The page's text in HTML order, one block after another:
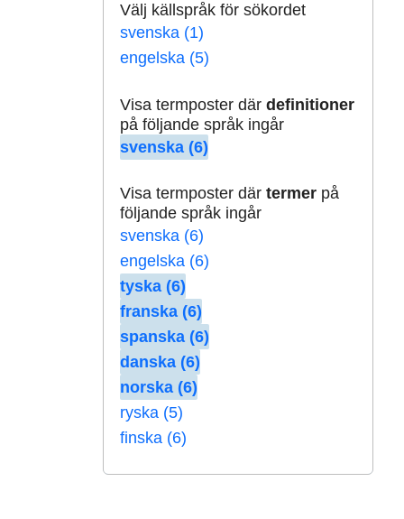
Välj källspråk för sökordet
svenska (1)
engelska (5)
Visa termposter där definitioner
på följande språk ingår
svenska (6)
Visa termposter där termerpå
följande språk ingår
svenska (6)
engelska (6)
tyska (6)
franska (6)
spanska (6)
danska (6)
norska (6)
ryska (5)
finska (6)